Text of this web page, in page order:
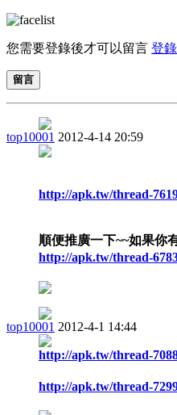
您需要登錄後才可以留言 登錄
留言
top10001 2012-4-14 20:59
http://apk.tw/thread-
順便推廣一下~~如果你
http://apk.tw/thread-
top10001 2012-4-1 14:44
http://apk.tw/thread-
http://apk.tw/thread-